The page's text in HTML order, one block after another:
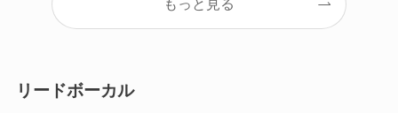
もっと見る
リードボーカル